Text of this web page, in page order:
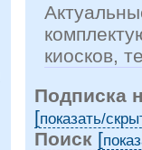
киосков,
Подписка
[показать/
Поиск [